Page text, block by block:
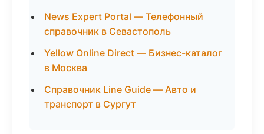
News Expert Portal — Телефонный
справочник в Севастополь
Yellow Online Direct — Бизнес-каталог
в Москва
Справочник Line Guide — Авто и
транспорт в Сургут